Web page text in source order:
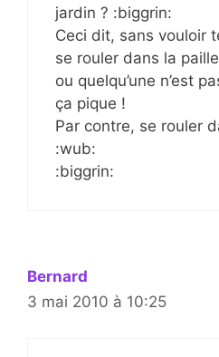
jardin ? :biggrin:
Ceci dit, sans vouloir
se rouler dans la
ou quelqu’une n’est
ça pique !
Par contre, se rouler
:wub:
:biggrin:
Bernard
3 mai 2010 à 10:25